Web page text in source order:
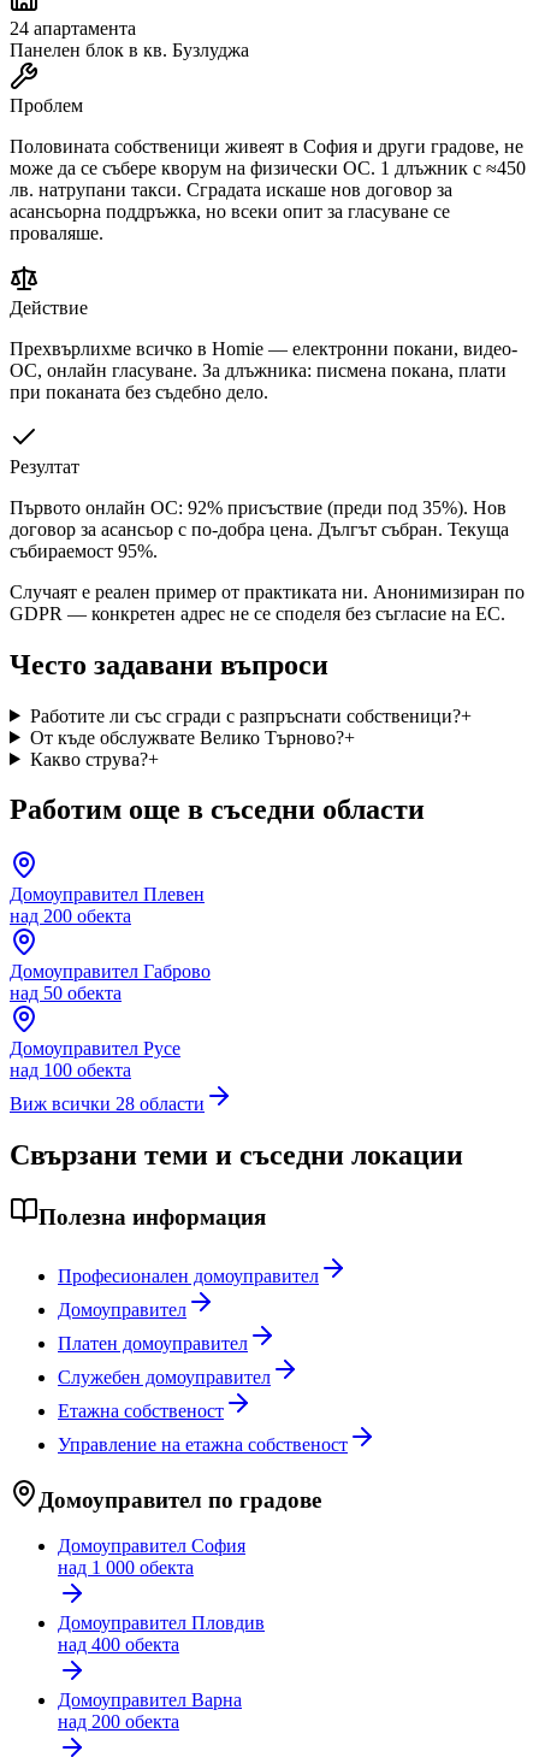
24 апартамента
Панелен блок в кв. Бузлуджа
Проблем
Половината собственици живеят в София и други градове, не
може да се събере кворум на физически ОС. 1 длъжник с ≈450
лв. натрупани такси. Сградата искаше нов договор за
асансьорна поддръжка, но всеки опит за гласуване се
проваляше.
Действие
Прехвърлихме всичко в Homie — електронни покани, видео-
ОС, онлайн гласуване. За длъжника: писмена покана, плати
при поканата без съдебно дело.
Резултат
Първото онлайн ОС: 92% присъствие (преди под 35%). Нов
договор за асансьор с по-добра цена. Дългът събран. Текуща
събираемост 95%.
Случаят е реален пример от практиката ни. Анонимизиран по
GDPR — конкретен адрес не се споделя без съгласие на ЕС.
Често задавани въпроси
Работите ли със сгради с разпръснати собственици?+
От къде обслужвате Велико Търново?+
Какво струва?+
Работим още в съседни области
Домоуправител Плевен
над 200 обекта
Домоуправител Габрово
над 50 обекта
Домоуправител Русе
над 100 обекта
Виж всички 28 области
Свързани теми и съседни локации
Полезна информация
Професионален домоуправител
Домоуправител
Платен домоуправител
Служебен домоуправител
Етажна собственост
Управление на етажна собственост
Домоуправител по градове
Домоуправител София
над 1 000 обекта
Домоуправител Пловдив
над 400 обекта
Домоуправител Варна
над 200 обекта